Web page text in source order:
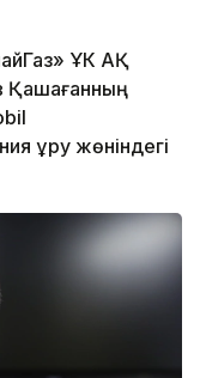
ҰК АҚ
Қашағанның
құру жөніндегі